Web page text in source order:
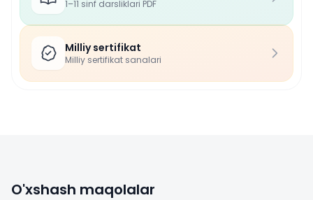
1–11 sinf darsliklari PDF
Milliy sertifikat
Milliy sertifikat sanalari
O'xshash maqolalar